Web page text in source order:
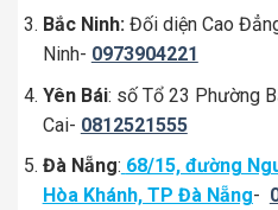
Bắc Ninh: Đối diện Cao
Ninh- 0973904221
Yên Bái: số Tổ 23 Phường
Cai- 0812521555
Đà Nẵng: 68/15, đường
Hòa Khánh, TP Đà Nẵng-